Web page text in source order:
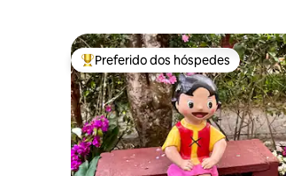
Entre os melhores preferidos dos
Preferido dos hóspedes